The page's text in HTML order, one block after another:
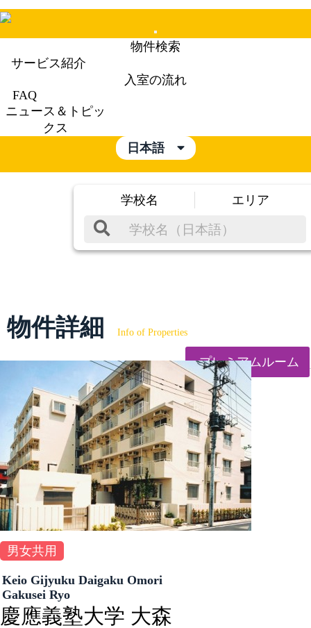
Mobile
Menu
物件検索
サービス紹介
入室の流れ
FAQ
ニュース＆トピッ
クス
日本語
学校名 エリア
物件詳細 Info of Properties
プレミアムルーム
男女共用
Keio Gijyuku Daigaku Omori
Gakusei Ryo
慶應義塾大学 大森